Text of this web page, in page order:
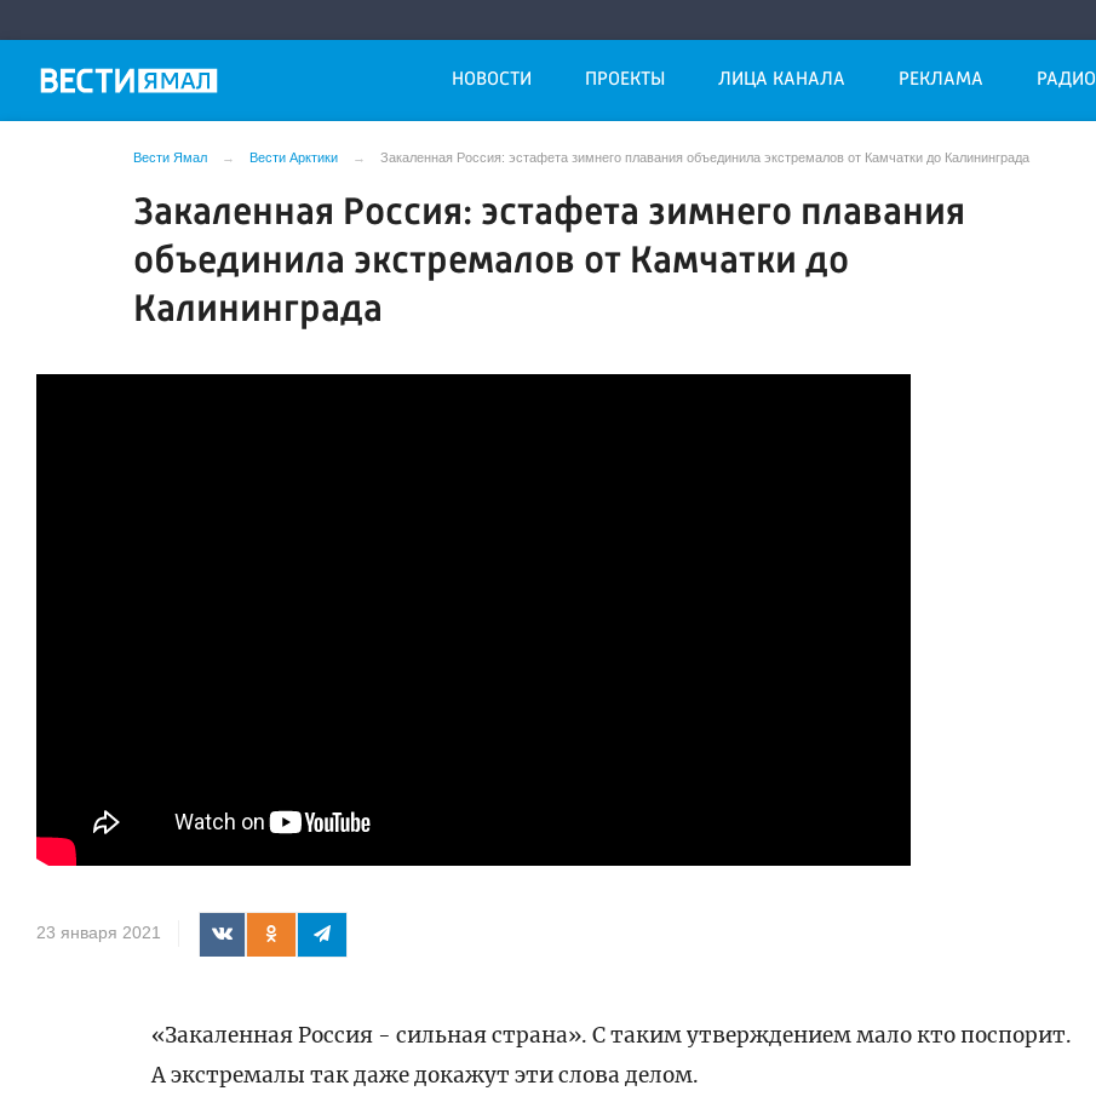
НОВОСТИ ПРОЕКТЫ ЛИЦА КАНАЛА РЕКЛАМА РАДИО
Вести Ямал Вести Арктики Закаленная Россия: эстафета зимнего плавания объединила экстремалов от Камчатки до Калининграда
Закаленная Россия: эстафета зимнего плавания
объединила экстремалов от Камчатки до
Калининграда
23 января 2021
«Закаленная Россия - сильная страна». С таким утверждением мало кто поспорит.
А экстремалы так даже докажут эти слова делом.